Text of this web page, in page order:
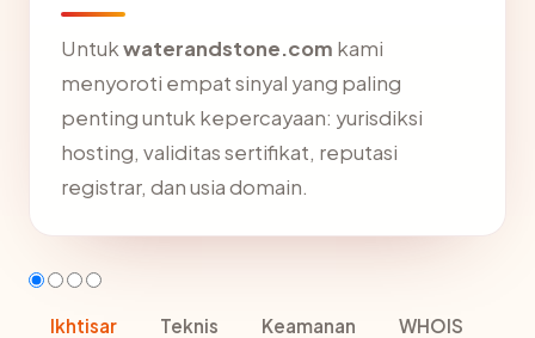
Untukwaterandstone.com kami
menyoroti empat sinyal yang paling
penting untuk kepercayaan: yurisdiksi
hosting, validitas sertifikat, reputasi
registrar, dan usia domain.
Ikhtisar Teknis Keamanan WHOIS